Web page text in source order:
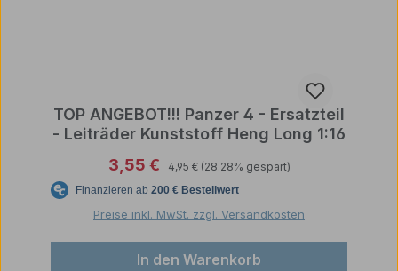
TOP ANGEBOT!!! Panzer 4 - Ersatzteil
- Leiträder Kunststoff Heng Long 1:16
Verkaufspreis:
3,55 € Regulärer Preis:
4,95 € (28.28% gespart)
Preise inkl. MwSt. zzgl. Versandkosten
In den Warenkorb